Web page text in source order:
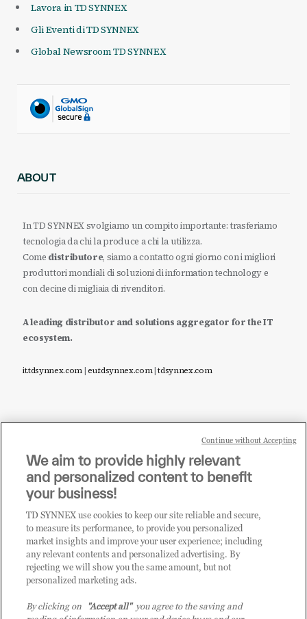
Lavora in TD SYNNEX
Gli Eventi di TD SYNNEX
Global Newsroom TD SYNNEX
ABOUT
In TD SYNNEX svolgiamo un compito importante: trasferiamo
tecnologia da chi la produce a chi la utilizza.
Come distributore, siamo a contatto ogni giorno con i migliori
produttori mondiali di soluzioni di information technology e
con decine di migliaia di rivenditori.
A leading distributor and solutions aggregator for the IT
ecosystem.
it.tdsynnex.com|eu.tdsynnex.com|tdsynnex.com
Sei un rivenditore di tecnologia e desideri acquistare
i prodotti o le soluzioni trattate sul blog?
CLICCA QUI E DIVENTA
CLIENTE TD SYNNEX
We aim to provide highly relevant
and personalized content to benefit
your business!
TD SYNNEX use cookies to keep our site reliable and secure,
to measure its performance, to provide you personalized
market insights and improve your user experience; including
any relevant contents and personalized advertising. By
rejecting we will show you the same amount, but not
personalized marketing ads.
By clicking on "Accept all"you agree to the saving and
Continue without Accepting